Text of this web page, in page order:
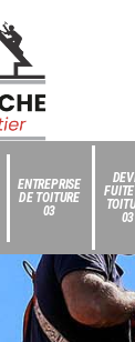
ENTREPRISE
DE TOITURE
03
03